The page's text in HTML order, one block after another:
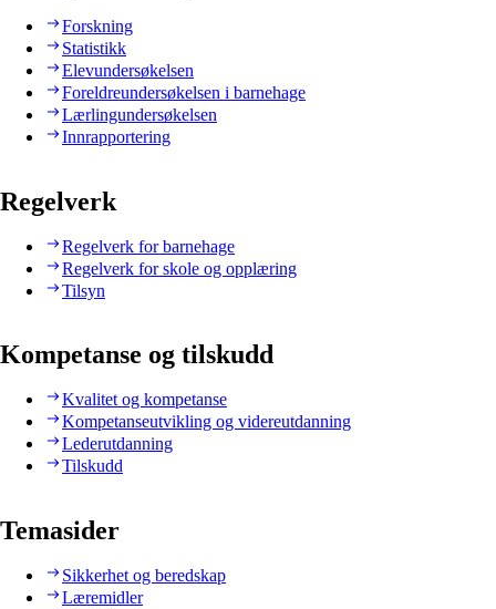
Forskning
Statistikk
Elevundersøkelsen
Foreldreundersøkelsen i barnehage
Lærlingundersøkelsen
Innrapportering
Regelverk
Regelverk for barnehage
Regelverk for skole og opplæring
Tilsyn
Kompetanse og tilskudd
Kvalitet og kompetanse
Kompetanseutvikling og videreutdanning
Lederutdanning
Tilskudd
Temasider
Sikkerhet og beredskap
Læremidler